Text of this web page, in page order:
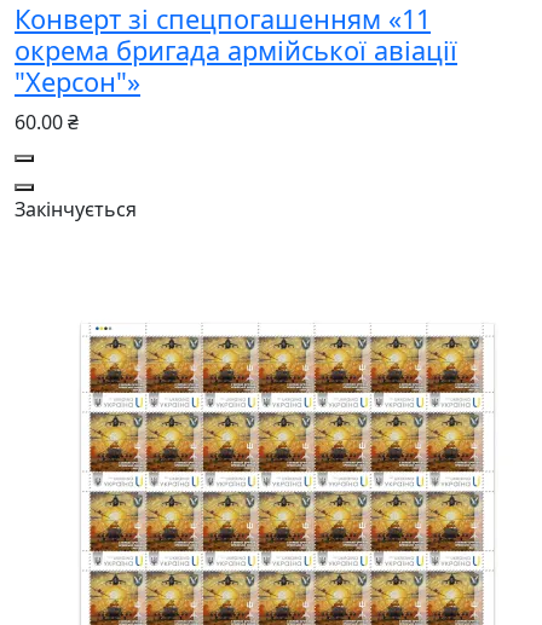
Конверт зі спецпогашенням «11
окрема бригада армійської авіації
"Херсон"»
60.00 ₴
Закінчується